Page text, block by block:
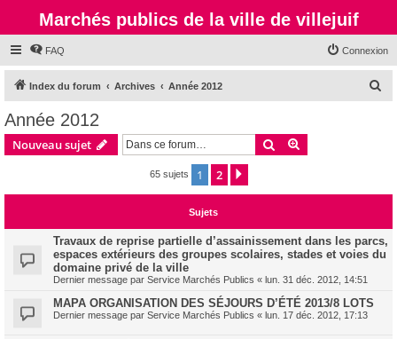
Marchés publics de la ville de villejuif
FAQ Connexion
Index du forum Archives Année 2012
e
Année 2012
Nouveau sujet Rechercher
65 sujets 1 2
Sujets
Travaux de reprise partielle d’assainissement dans les parcs,
espaces extérieurs des groupes scolaires, stades et voies du
domaine privé de la ville
Dernier message par Service Marchés Publics « lun. 31 déc. 2012, 14:51
MAPA ORGANISATION DES SÉJOURS D’ÉTÉ 2013/8 LOTS
Dernier message par Service Marchés Publics « lun. 17 déc. 2012, 17:13